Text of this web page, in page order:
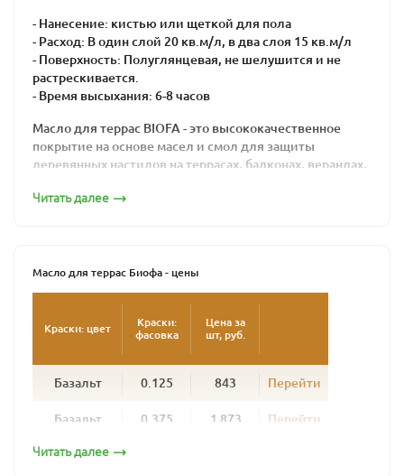
- Нанесение: кистью или щеткой для пола
- Расход: В один слой 20 кв.м/л, в два слоя 15 кв.м/л
- Поверхность: Полуглянцевая, не шелушится и не
растрескивается.
- Время высыхания: 6-8 часов
Масло для террас BIOFA - это высококачественное
покрытие на основе масел и смол для защиты
деревянных настилов на террасах, балконах, верандах,
поверхностей из европейских пород древесины.
ранее обработанной маслами. Глубоко пропитывая
образует пленки и позволяет дереву «дышать».
Продукт изготовлен из природных, натуральных
компонентов, не вызывает аллергической реакции как
поверхность от биопоражений: плесени, грибков и
Читать далее
Масло для террас Биофа - цены
Краски: цвет
Краски:
фасовка
Цена за
шт, руб.
Базальт 0.125 843 Перейти
Базальт 0.375 1 873 Перейти
Базальт
Читать далее